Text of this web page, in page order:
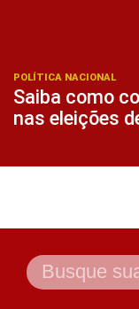
POLÍTICA NACIONAL
Saiba como
nas eleições